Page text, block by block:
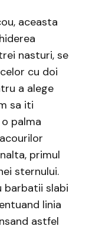
aceasta
nasturi, se
cu doi
a alege
sa iti
palma
primul
sternului.
slabi
linia
astfel